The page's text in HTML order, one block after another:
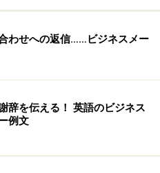
わせへの返信……ビジネスメー
辞を伝える！ 英語のビジネス
例文